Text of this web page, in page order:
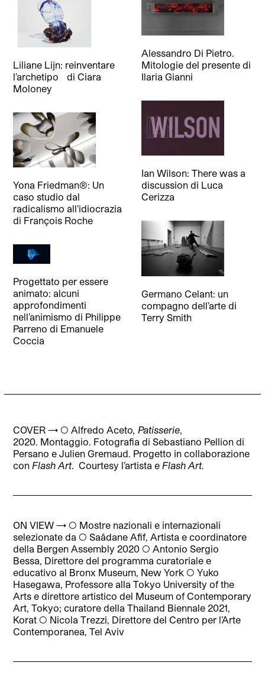
Alessandro Di Pietro.
Mitologie del presente di
Ilaria Gianni
Liliane Lijn: reinventare
l’archetipodi Ciara
Moloney
Ian Wilson: There was a
discussion di Luca
Cerizza
Yona Friedman®: Un
caso studio dal
radicalismo all’idiocrazia
di François Roche
Germano Celant: un
compagno dell’arte di
Terry Smith
Progettato per essere
animato: alcuni
approfondimenti
nell’animismo di Philippe
Parrenodi Emanuele
Coccia
COVER → ◯Alfredo Aceto,Patisserie,
2020. Montaggio. Fotografia di Sebastiano Pellion di
Persano e Julien Gremaud. Progetto in collaborazione
conFlash Art.Courtesy l’artista eFlash Art.
ON VIEW → ◯ Mostre nazionali e internazionali
selezionate da ◯ Saâdane Afif,Artista e coordinatore
della Bergen Assembly 2020 ◯ Antonio Sergio
Bessa, Direttore del programma curatoriale e
educativo al Bronx Museum, New York ◯ Yuko
Hasegawa, Professore alla Tokyo University of the
Arts e direttore artistico del Museum of Contemporary
Art, Tokyo; curatore della Thailand Biennale 2021,
Korat ◯ Nicola Trezzi, Direttore del Centro per l’Arte
Contemporanea, Tel Aviv